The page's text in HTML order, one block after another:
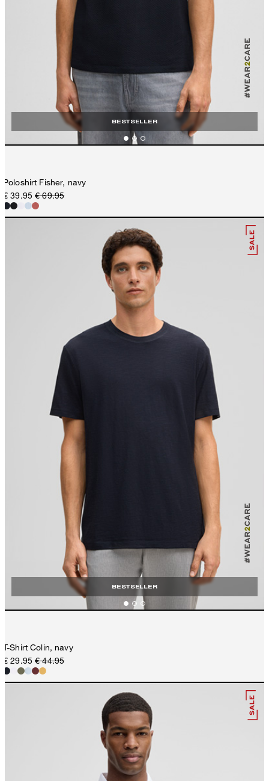
BESTSELLER
Poloshirt Fisher, navy
€ 39.95 € 69.95
BESTSELLER
T-Shirt Colin, navy
€ 29.95 € 44.95